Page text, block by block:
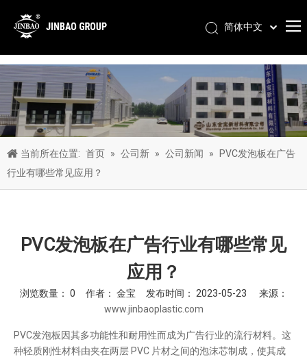
简体中文
Português
Español
العربية
English
当前所在位置: 首页 » 公司新 » 公司新闻 »
PVC发泡板在广告
行业有哪些常见应用？
PVC发泡板在广告行业有哪些常见
应用？
浏览数量： 0 作者： 金宝 发布时间： 2023-05-23 来源：
www.jinbaoplastic.com
PVC发泡板因其多功能性和耐用性而成为广告行业的流行材料。这
种轻质刚性材料由夹在两层 PVC 片材之间的泡沫芯制成，使其成